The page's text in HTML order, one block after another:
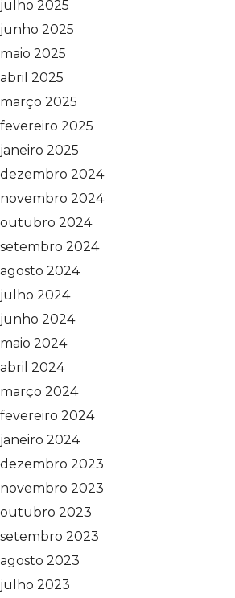
julho 2025
junho 2025
maio 2025
abril 2025
março 2025
fevereiro 2025
janeiro 2025
dezembro 2024
novembro 2024
outubro 2024
setembro 2024
agosto 2024
julho 2024
junho 2024
maio 2024
abril 2024
março 2024
fevereiro 2024
janeiro 2024
dezembro 2023
novembro 2023
outubro 2023
setembro 2023
agosto 2023
julho 2023